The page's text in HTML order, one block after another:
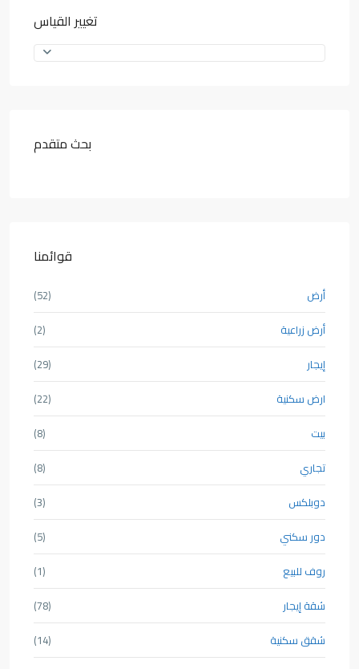
تغيير القياس
بحث متقدم
قوائمنا
أرض
(52)
أرض زراعية
(2)
إيجار
(29)
ارض سكنية
(22)
بيت
(8)
تجاري
(8)
دوبلكس
(3)
دور سكني
(5)
روف للبيع
(1)
شقة إيجار
(78)
شقق سكنية
(14)